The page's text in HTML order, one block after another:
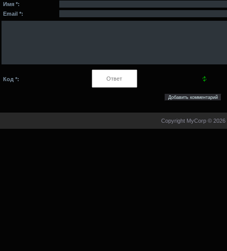
Имя *:
Email *:
Код *:
Copyright MyCorp © 2026